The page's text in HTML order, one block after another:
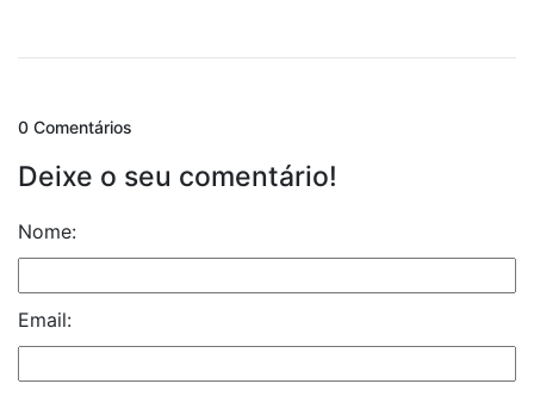
0 Comentários
Deixe o seu comentário!
Nome:
Email: